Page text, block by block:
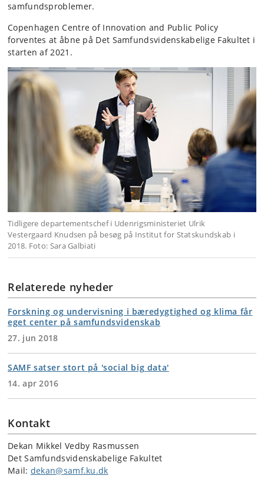
samfundsproblemer.
Copenhagen Centre of Innovation and Public Policy
forventes at åbne på Det Samfundsvidenskabelige Fakultet i
starten af 2021.
Tidligere departementschef i Udenrigsministeriet Ulrik
Vestergaard Knudsen på besøg på Institut for Statskundskab i
2018. Foto: Sara Galbiati
Relaterede nyheder
Forskning og undervisning i bæredygtighed og klima får
eget center på samfundsvidenskab
27. jun 2018
SAMF satser stort på 'social big data'
14. apr 2016
Kontakt
Dekan Mikkel Vedby Rasmussen
Det Samfundsvidenskabelige Fakultet
Mail: dekan@samf.ku.dk